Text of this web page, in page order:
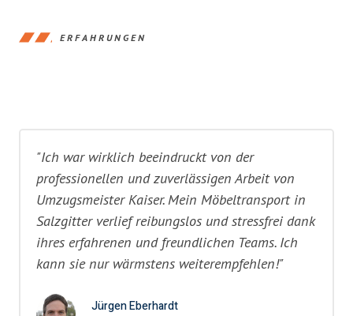
ERFAHRUNGEN
"Ich war wirklich beeindruckt von der
professionellen und zuverlässigen Arbeit von
Umzugsmeister Kaiser. Mein Möbeltransport in
Salzgitter verlief reibungslos und stressfrei dank
ihres erfahrenen und freundlichen Teams. Ich
kann sie nur wärmstens weiterempfehlen!"
Jürgen Eberhardt